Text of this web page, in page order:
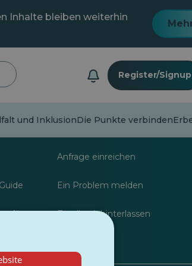
Inhalte bleiben weiterhin
Register/Signup
und InklusionDie Punkte verbinden
für
Anfrage einreichen
Ein Problem melden
Feedback hinterlassen